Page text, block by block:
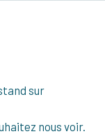
sur
nous voir.